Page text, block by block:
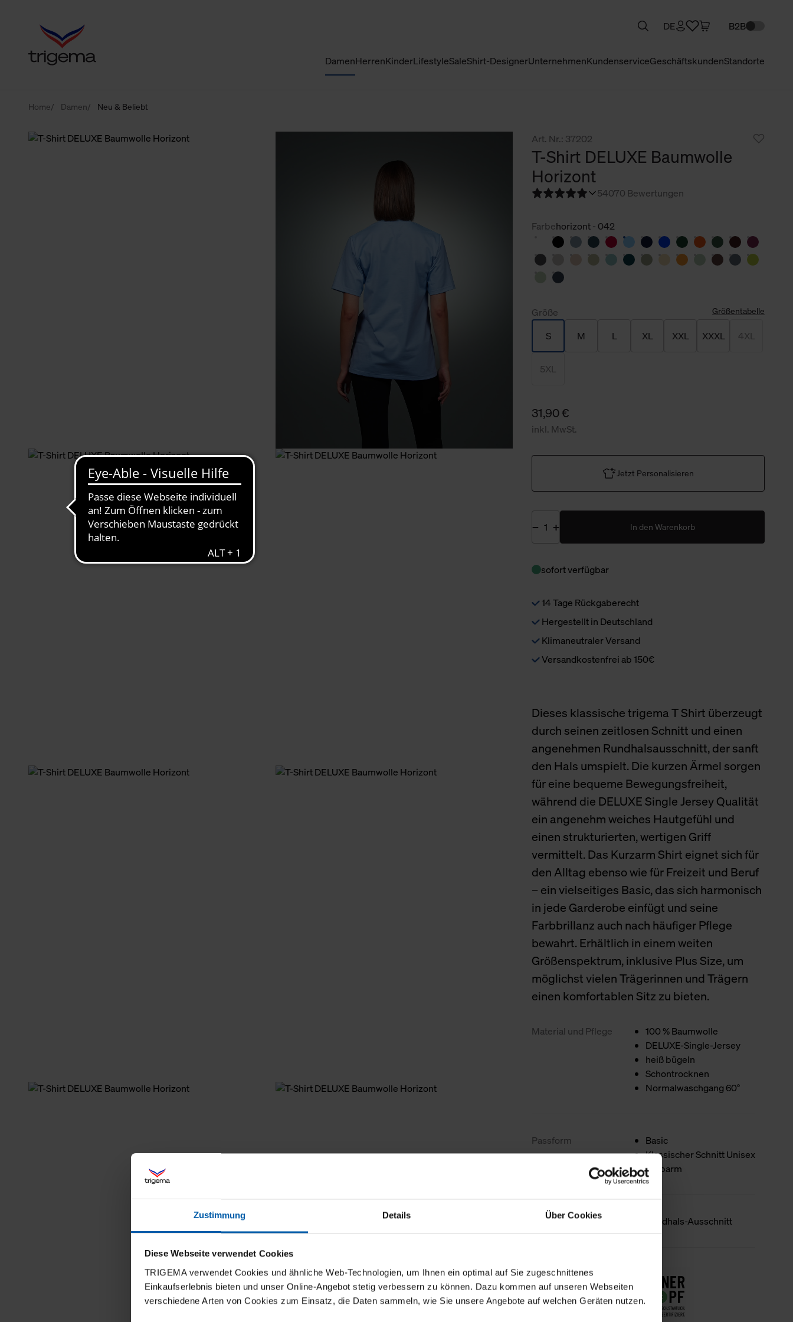
Zustimmung Details Über Cookies
Diese Webseite verwendet Cookies
TRIGEMA verwendet Cookies und ähnliche Web-Technologien, um Ihnen ein optimal auf Sie zugeschnittenes
Einkaufserlebnis bieten und unser Online-Angebot stetig verbessern zu können. Dazu kommen auf unseren Webseiten
verschiedene Arten von Cookies zum Einsatz, die Daten sammeln, wie Sie unsere Angebote auf welchen Geräten nutzen.
DamenHerrenKinderLifestyleSaleShirt-DesignerUnternehmenKundenserviceGeschäftskundenStandorte
DE B2B
Home Damen Neu & Beliebt
Art. Nr.: 37202
T-Shirt DELUXE Baumwolle
Horizont
54070 Bewertungen
Farbehorizont - 042
Größe Größentabelle
S M L XL XXL XXXL 4XL
5XL
31,90 €
inkl. MwSt.
Jetzt Personalisieren
In den Warenkorb
sofort verfügbar
14 Tage Rückgaberecht
Hergestellt in Deutschland
Klimaneutraler Versand
Versandkostenfrei ab 150€
Dieses klassische trigema T Shirt überzeugt
durch seinen zeitlosen Schnitt und einen
angenehmen Rundhalsausschnitt, der sanft
den Hals umspielt. Die kurzen Ärmel sorgen
für eine bequeme Bewegungsfreiheit,
während die DELUXE Single Jersey Qualität
ein angenehm weiches Hautgefühl und
einen strukturierten, wertigen Griff
vermittelt. Das Kurzarm Shirt eignet sich für
den Alltag ebenso wie für Freizeit und Beruf
– ein vielseitiges Basic, das sich harmonisch
in jede Garderobe einfügt und seine
Farbbrillanz auch nach häufiger Pflege
bewahrt. Erhältlich in einem weiten
Größenspektrum, inklusive Plus Size, um
möglichst vielen Trägerinnen und Trägern
einen komfortablen Sitz zu bieten.
Material und Pflege
100 % Baumwolle
DELUXE-Single-Jersey
heiß bügeln
Schontrocknen
Normalwaschgang 60°
Passform
Basic
Klassischer Schnitt Unisex
Halbarm
Produktdetails Rundhals-Ausschnitt
Nachhaltigkeit